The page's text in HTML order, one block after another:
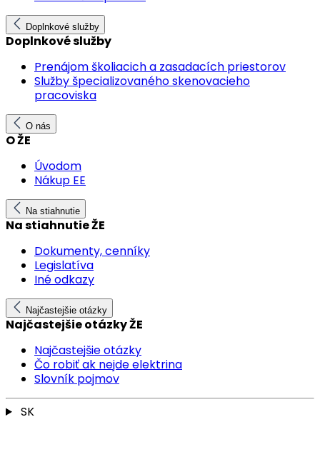
Doplnkové služby
Doplnkové služby
Prenájom školiacich a zasadacích priestorov
Služby špecializovaného skenovacieho
pracoviska
O nás
O ŽE
Úvodom
Nákup EE
Na stiahnutie
Na stiahnutie ŽE
Dokumenty, cenníky
Legislatíva
Iné odkazy
Najčastejšie otázky
Najčastejšie otázky ŽE
Najčastejšie otázky
Čo robiť ak nejde elektrina
Slovník pojmov
SK